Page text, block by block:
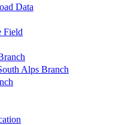
Data
Field
Alps Branch